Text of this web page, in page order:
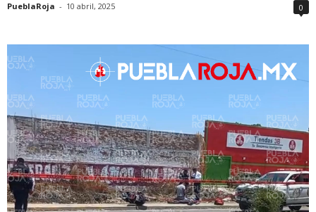
PueblaRoja - 10 abril, 2025 0